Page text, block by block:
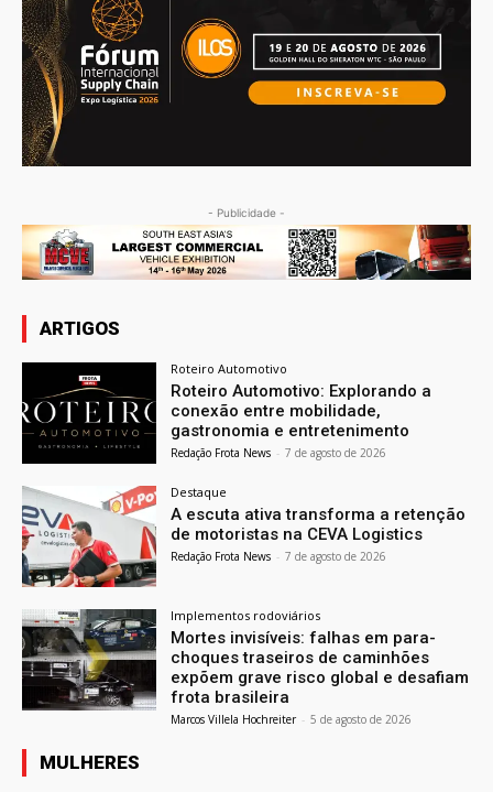
- Publicidade -
ARTIGOS
Roteiro Automotivo
Roteiro Automotivo: Explorando a
conexão entre mobilidade,
gastronomia e entretenimento
Redação Frota News - 7 de agosto de 2026
Destaque
A escuta ativa transforma a retenção
de motoristas na CEVA Logistics
Redação Frota News - 7 de agosto de 2026
Implementos rodoviários
Mortes invisíveis: falhas em para-
choques traseiros de caminhões
expõem grave risco global e desafiam
frota brasileira
Marcos Villela Hochreiter - 5 de agosto de 2026
MULHERES